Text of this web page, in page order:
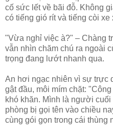
cố sức lết về bãi đỗ. Không
có tiếng gió rít và tiếng còi xe
"Vừa nghỉ việc à?" – Chàng
vẫn nhìn chăm chú ra ngoài
trọng đang lướt nhanh qua.
An hơi ngạc nhiên vì sự trực
gật đầu, môi mím chặt:
khó khăn. Mình là người
phòng bị gọi tên vào chiều
cùng gói gọn trong cái thùng